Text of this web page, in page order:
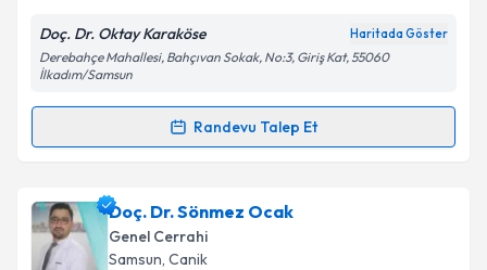
Kişisel verilerimin işlenmesine ilişkin
Aydınlatma
Metni'ni okudum ve kişisel verilerimin belirtilen
kapsamda işlenmesini kabul ediyorum.
Takvim Talebini Gönder
Doç. Dr. Oktay Karaköse Haritada Göster
Derebahçe Mahallesi, Bahçıvan Sokak, No:3, Giriş Kat, 55060
İlkadım/Samsun
Randevu Talep Et
Randevu Takvimi Talebi
Doç. Dr. Oktay Karaköseiçin randevu takvimi talebi
oluşturun. Size bu uzmandan randevu almanız için bir
takvim hazırlandığında e-posta ile bilgilendireceğiz.
Doç. Dr. Sönmez Ocak
Genel Cerrahi
Samsun, Canik